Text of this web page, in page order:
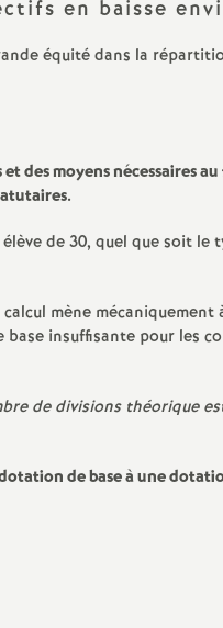
en baisse
équité dans la
des moyens nécessaires
de 30, quel que soit le
mène mécaniquement
insuffisante pour les
de divisions théorique
de base à une